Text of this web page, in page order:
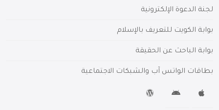
لجنة الدعوة الإلكترونية
بوابة الكويت للتعريف بالإسلام
بوابة الباحث عن الحقيقة
بطاقات الواتس آب والشبكات الاجتماعية